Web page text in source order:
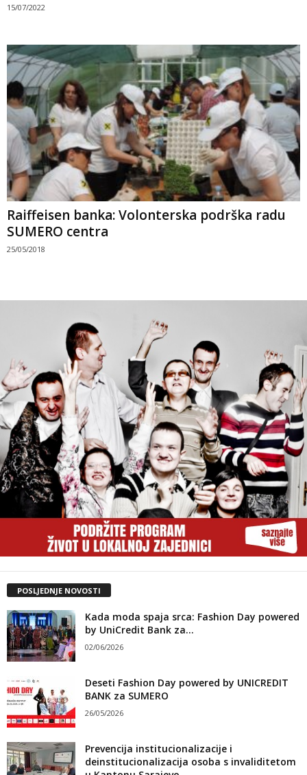
15/07/2022
Raiffeisen banka: Volonterska podrška radu
SUMERO centra
25/05/2018
POSLJEDNJE NOVOSTI
Kada moda spaja srca: Fashion Day powered
by UniCredit Bank za...
02/06/2026
Deseti Fashion Day powered by UNICREDIT
BANK za SUMERO
26/05/2026
Prevencija institucionalizacije i
deinstitucionalizacija osoba s invaliditetom